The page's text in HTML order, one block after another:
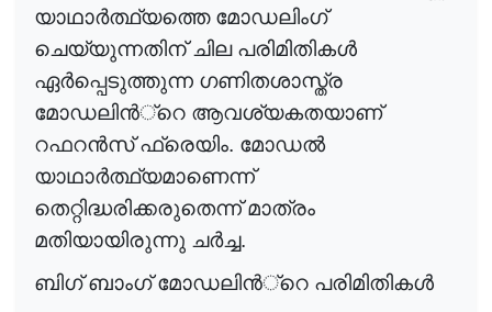
യാഥാർത്ഥ്യത്തെമോഡലിംഗ്
ചെയ്യുന്നതിന് ചില പരിമിതികൾ
ഏർപ്പെടുത്തുന്ന ഗണിതശാസ്ത്ര
മോഡലിൻ്റെ ആവശ്യകതയാണ്
റഫറൻസ്ഫ്രെയിം. മോഡൽ
യാഥാർത്ഥ്യമാണെന്ന്
തെറ്റിദ്ധരിക്കരുതെന്ന് മാത്രം
മതിയായിരുന്നു ചർച്ച.
ബിഗ് ബാംഗ് മോഡലിൻ്റെ പരിമിതികൾ